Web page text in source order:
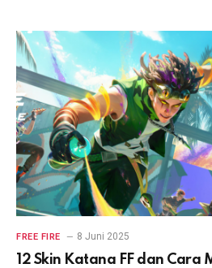
FREE FIRE 8 Juni 2025
12 Skin Katana FF dan